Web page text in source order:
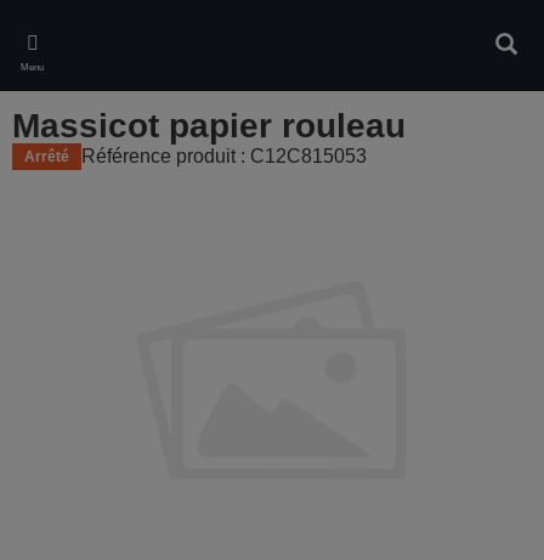
main
content
Menu
Massicot papier rouleau
Arrêté Référence produit : C12C815053